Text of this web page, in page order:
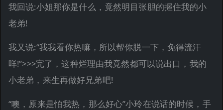
我回说:小姐那你是什么，竟然明目张胆的握住我的小
老弟!
我又说:“我我看你热嘛，所以帮你脱一下，免得流汗
咩!”>>>完了，这种烂理由我竟然都可以说出口，我的
小老弟，来生再做好兄弟吧!
“噢，原来是怕我热，那么好心”小玲在说话的时候，手